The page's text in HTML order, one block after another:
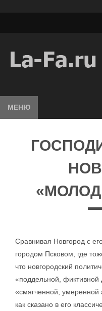
МЕНЮ
Сравнивая Новгород с
городом Псковом, где
что новгородский
«поддельной,
«смягченной, умеренной
как сказано в его